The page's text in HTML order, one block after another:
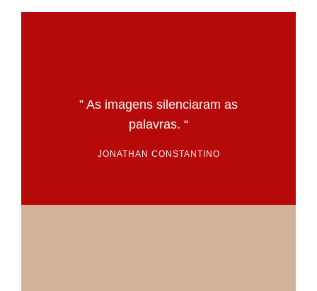
” As imagens silenciaram as
palavras. “
JONATHAN CONSTANTINO